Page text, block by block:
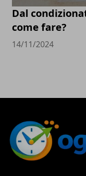
Dal
come fare?
14/11/2024